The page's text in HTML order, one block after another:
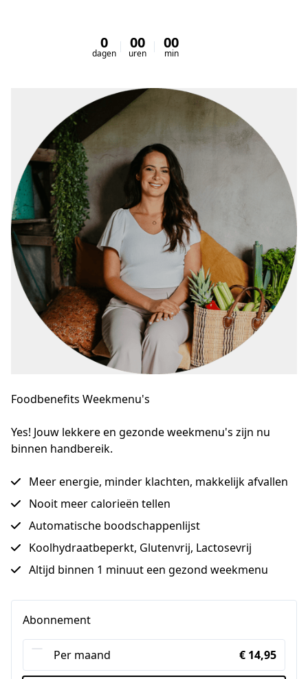
0
dagen
00
uren
00
min
Foodbenefits Weekmenu's
Yes! Jouw lekkere en gezonde weekmenu's zijn nu
binnen handbereik.
Meer energie, minder klachten, makkelijk afvallen
Nooit meer calorieën tellen
Automatische boodschappenlijst
Koolhydraatbeperkt, Glutenvrij, Lactosevrij
Altijd binnen 1 minuut een gezond weekmenu
Abonnement
Per maand € 14,95